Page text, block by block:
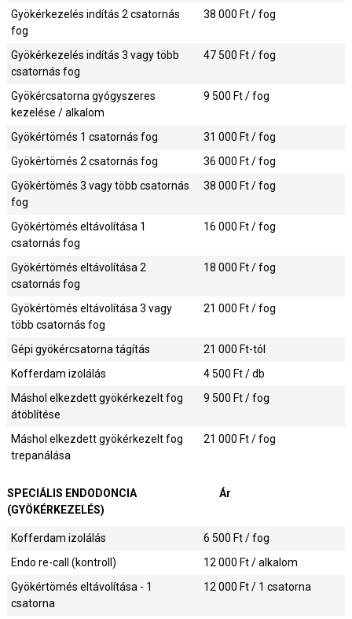
38 000 Ft / fog
Gyökérkezelés indítás 2 csatornás
fog
47 500 Ft / fog
Gyökérkezelés indítás 3 vagy több
csatornás fog
9 500 Ft / fog
Gyökércsatorna gyógyszeres
kezelése / alkalom
31 000 Ft / fog
Gyökértömés 1 csatornás fog
36 000 Ft / fog
Gyökértömés 2 csatornás fog
38 000 Ft / fog
Gyökértömés 3 vagy több csatornás
fog
16 000 Ft / fog
Gyökértömés eltávolítása 1
csatornás fog
18 000 Ft / fog
Gyökértömés eltávolítása 2
csatornás fog
21 000 Ft / fog
Gyökértömés eltávolítása 3 vagy
több csatornás fog
21 000 Ft-tól
Gépi gyökércsatorna tágítás
4 500 Ft / db
Kofferdam izolálás
9 500 Ft / fog
Máshol elkezdett gyökérkezelt fog
átöblítése
21 000 Ft / fog
Máshol elkezdett gyökérkezelt fog
trepanálása
SPECIÁLIS ENDODONCIA
(GYÖKÉRKEZELÉS)
Ár
6 500Ft / fog
Kofferdam izolálás
12 000Ft / alkalom
Endo re-call (kontroll)
12 000Ft / 1 csatorna
Gyökértömés eltávolítása - 1
csatorna